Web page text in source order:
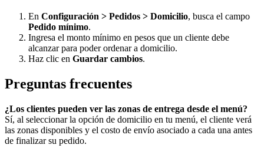
En Configuración > Pedidos > Domicilio, busca el campo
Pedido mínimo.
Ingresa el monto mínimo en pesos que un cliente debe
alcanzar para poder ordenar a domicilio.
Haz clic en Guardar cambios.
Preguntas frecuentes
¿Los clientes pueden ver las zonas de entrega desde el menú?
Sí, al seleccionar la opción de domicilio en tu menú, el cliente verá
las zonas disponibles y el costo de envío asociado a cada una antes
de finalizar su pedido.